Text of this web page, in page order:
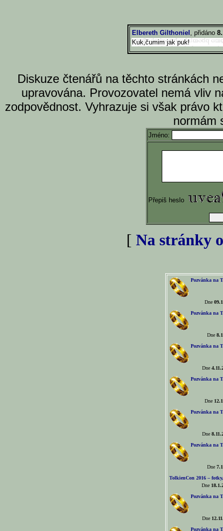
Elbereth Gilthoniel , přidáno
Kuk,čumim jak puk!
Diskuze čtenářů na těchto stránkách
upravována. Provozovatel nemá vliv
zodpovědnost. Vyhrazuje si však právo
normám
Jméno:
Přepiš heslo
[ Na stránky
Pozvánka na
Dne
Pozvánka na
Dne
Pozvánka na
Dne
Pozvánka na
Dne
Pozvánka na
Dne
Pozvánka na
Dne
TolkienCon 2016 –
Dne
Pozvánka na
Dne
Pozvánka na